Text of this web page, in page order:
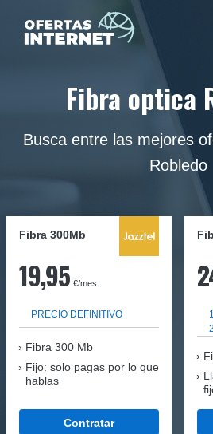
Fibra optica
Busca entre las mejores
Robledo
Fibra 300Mb
19,95 €/mes
PRECIO DEFINITIVO
Fibra 300 Mb
Fijo: solo pagas por lo que
hablas
Contratar